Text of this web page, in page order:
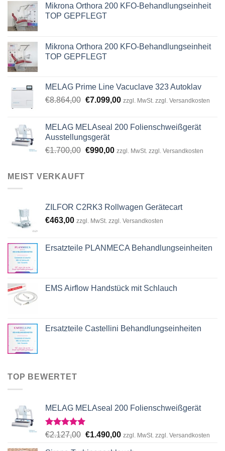
Mikrona Orthora 200 KFO-Behandlungseinheit
TOP GEPFLEGT
Mikrona Orthora 200 KFO-Behandlungseinheit
TOP GEPFLEGT
MELAG Prime Line Vacuclave 323 Autoklav
€8.864,00 Original
€8.864,00.
€7.099,00Current
€7.099,00.
zzgl. MwSt. zzgl. Versandkosten
MELAG MELAseal 200 Folienschweißgerät
Ausstellungsgerät
€1.700,00 Original
€990,00Current
zzgl. MwSt. zzgl. Versandkosten
MEIST VERKAUFT
ZILFOR C2RK3 Rollwagen Gerätecart
€463,00 zzgl. MwSt. zzgl. Versandkosten
Ersatzteile PLANMECA Behandlungseinheiten
EMS Airflow Handstück mit Schlauch
Ersatzteile Castellini Behandlungseinheiten
TOP BEWERTET
MELAG MELAseal 200 Folienschweißgerät
Rated5.00
€2.127,00 Original
€1.490,00Current
zzgl. MwSt. zzgl. Versandkosten